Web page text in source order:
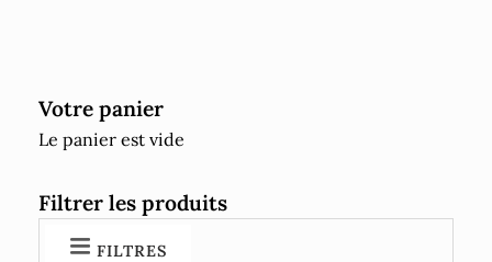
Votre panier
Le panier est vide
Filtrer les produits
FILTRES